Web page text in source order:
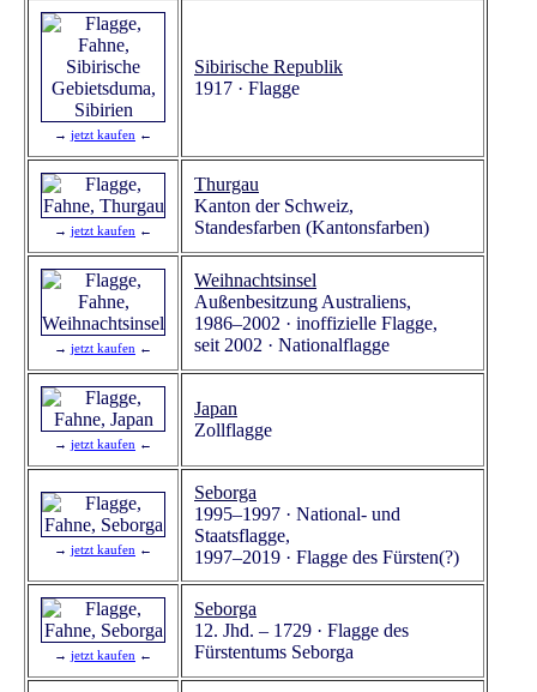
→ jetzt kaufen ←
Sibirische Republik
1917 · Flagge
→ jetzt kaufen ←
Thurgau
Kanton der Schweiz,
Standesfarben (Kantonsfarben)
→ jetzt kaufen ←
Weihnachtsinsel
Außenbesitzung Australiens,
1986–2002 · inoffizielle Flagge,
seit 2002 · Nationalflagge
→ jetzt kaufen ←
Japan
Zollflagge
→ jetzt kaufen ←
Seborga
1995–1997 · National- und
Staatsflagge,
1997–2019 · Flagge des Fürsten(?)
→ jetzt kaufen ←
Seborga
12. Jhd. – 1729 · Flagge des
Fürstentums Seborga